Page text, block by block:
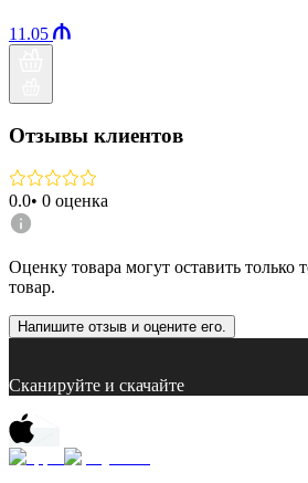
11.05
Отзывы клиентов
0.0• 0 оценка
Оценку товара могут оставить только
товар.
Напишите отзыв и оцените его.
Сканируйте и скачайте